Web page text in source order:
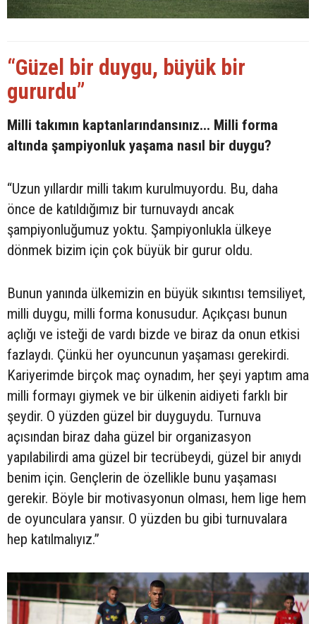
“Güzel bir duygu, büyük bir
gururdu”
Milli takımın kaptanlarındansınız... Milli forma
altında şampiyonluk yaşama nasıl bir duygu?
“Uzun yıllardır milli takım kurulmuyordu. Bu, daha
önce de katıldığımız bir turnuvaydı ancak
şampiyonluğumuz yoktu. Şampiyonlukla ülkeye
dönmek bizim için çok büyük bir gurur oldu.
Bunun yanında ülkemizin en büyük sıkıntısı temsiliyet,
milli duygu, milli forma konusudur. Açıkçası bunun
açlığı ve isteği de vardı bizde ve biraz da onun etkisi
fazlaydı. Çünkü her oyuncunun yaşaması gerekirdi.
Kariyerimde birçok maç oynadım, her şeyi yaptım ama
milli formayı giymek ve bir ülkenin aidiyeti farklı bir
şeydir. O yüzden güzel bir duyguydu. Turnuva
açısından biraz daha güzel bir organizasyon
yapılabilirdi ama güzel bir tecrübeydi, güzel bir anıydı
benim için. Gençlerin de özellikle bunu yaşaması
gerekir. Böyle bir motivasyonun olması, hem lige hem
de oyunculara yansır. O yüzden bu gibi turnuvalara
hep katılmalıyız.”